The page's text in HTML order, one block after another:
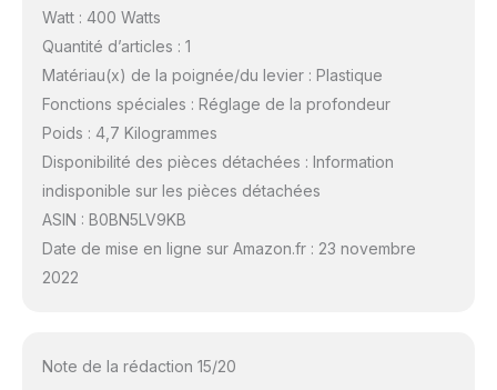
Watt : 400 Watts
Quantité d’articles : 1
Matériau(x) de la poignée/du levier : Plastique
Fonctions spéciales : Réglage de la profondeur
Poids : 4,7 Kilogrammes
Disponibilité des pièces détachées : Information
indisponible sur les pièces détachées
ASIN : B0BN5LV9KB
Date de mise en ligne sur Amazon.fr : 23 novembre
2022
Note de la rédaction 15/20